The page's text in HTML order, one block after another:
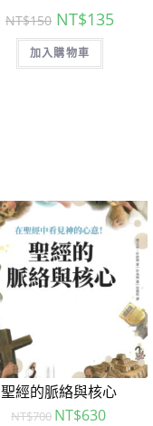
NT$150 NT$135
加入購物車
聖經的脈絡與核心
NT$700 NT$630